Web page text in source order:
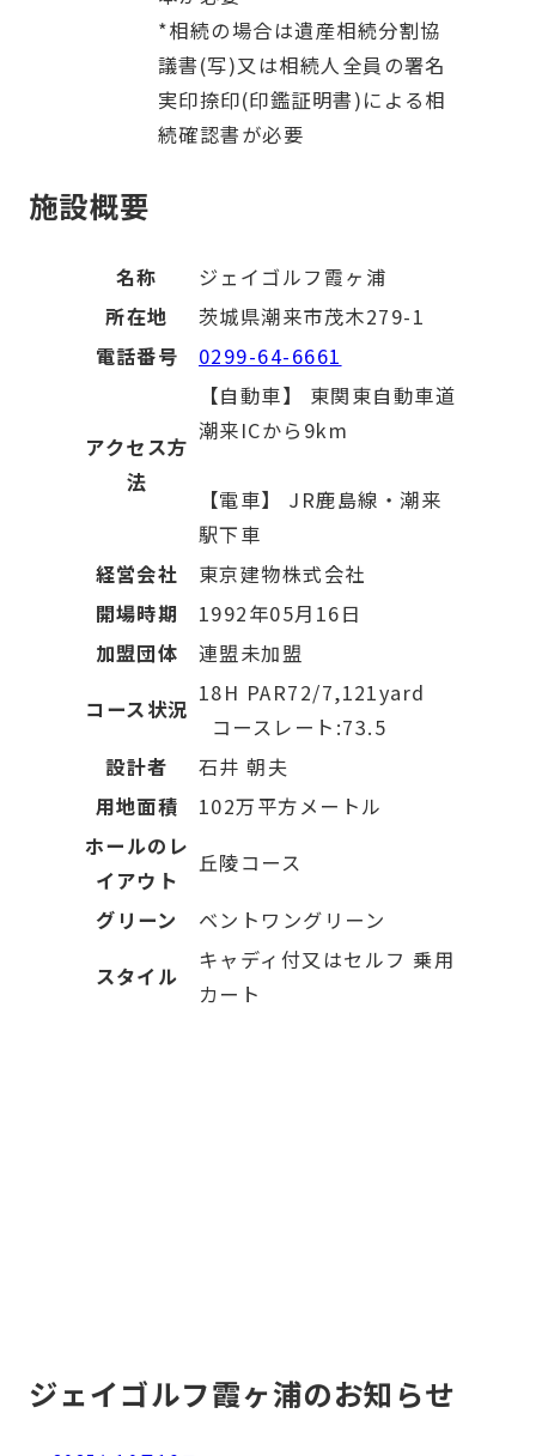
*相続の場合は遺産相続分割協
議書(写)又は相続人全員の署名
実印捺印(印鑑証明書)による相
続確認書が必要
施設概要
名称
ジェイゴルフ霞ヶ浦
所在地
茨城県潮来市茂木279-1
電話番号
0299-64-6661
アクセス方
法
【自動車】 東関東自動車道
潮来ICから9km
【電車】 JR鹿島線・潮来
駅下車
経営会社
東京建物株式会社
開場時期
1992年05月16日
加盟団体
連盟未加盟
コース状況
18H PAR72/7,121yard
コースレート:73.5
設計者
石井 朝夫
用地面積
102万平方メートル
ホールのレ
イアウト
丘陵コース
グリーン
ベントワングリーン
スタイル
キャディ付又はセルフ 乗用
カート
ジェイゴルフ霞ヶ浦のお知らせ